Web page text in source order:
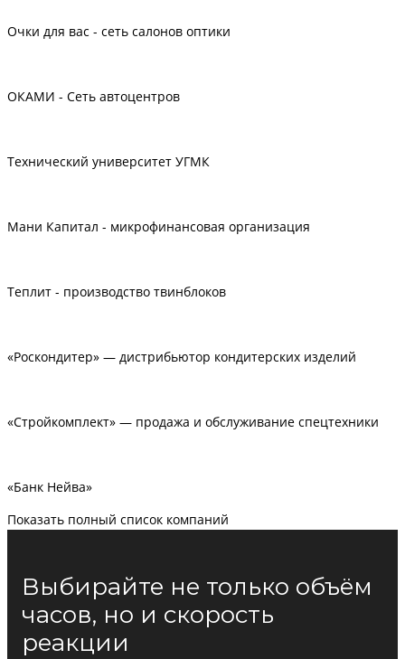
Очки для вас - сеть салонов оптики
ОКАМИ - Сеть автоцентров
Технический университет УГМК
Мани Капитал - микрофинансовая организация
Теплит - производство твинблоков
«Роскондитер» — дистрибьютор кондитерских изделий
«Стройкомплект» — продажа и обслуживание спецтехники
«Банк Нейва»
Показать полный список компаний
Выбирайте не только объём
часов, но и скорость
реакции